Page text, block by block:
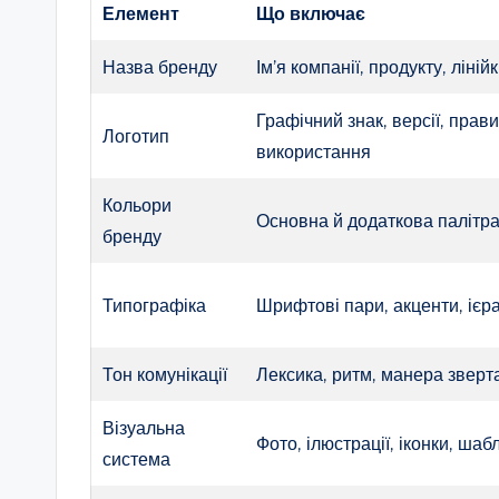
Елемент Що включає
Назва бренду Ім’я компанії, продукту,
Логотип
Графічний знак, версії,
використання
Кольори
бренду
Основна й додаткова
Типографіка Шрифтові пари, акценти,
Тон комунікації Лексика, ритм, манера
Візуальна
система
Фото, ілюстрації, іконки,